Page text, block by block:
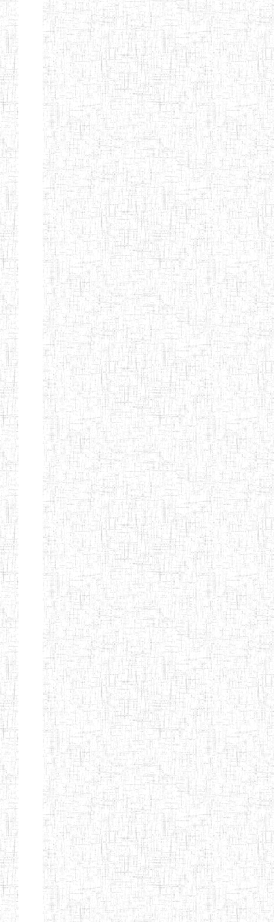
ENIEG DE
MBALMAYO
01/08/2000 ENIEG
ENIEG DE
YOKADOUMA
11/07/2012 ENIEG
ENIEG
D'ABONG
MBANG
10/07/1983 ENIEG
ENIEG DE
BATOURI
12/06/2001 ENIEG
ENBIEG DE
BERTOUA
01/08/2001 ENIEG
ENIET DE
BERTOUA
01/08/2012 ENIET
ENIET DE
MAROUA
13/08/2013 ENIET
ENBIEG DE
MAROUA
01/01/1965 ENIEG
ENIEG DE
KOUSSERI
01/09/1997 ENIEG
ENIEG DE
YAGOUA
31/08/2005 ENIEG
ENIEG DE
KAELE
01/09/1984 ENIEG
ENIEG DE
MORA
01/07/2000 ENIEG
ENIEG DE
MOKOLO
24/09/1997 ENIEG
ENIEG DE
NKONGSAMBA
01/01/1958 ENIEG
ENIEG DE
YABASSI
01/11/2001 ENIEG
ENBIEG
D'EDEA
01/01/1975 ENIEG
ENBIEG DE
DOUALA
25/08/1986 ENIEG
ENIET DE
DOUALA
05/11/1998 ENIET
ENIET DE 05/08/2010 ENIET